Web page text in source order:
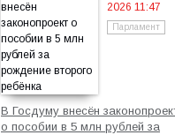
2026 11:47
Парламент
В Госдуму внесён
о пособии в 5 млн рублей за